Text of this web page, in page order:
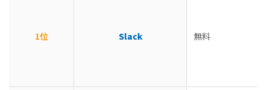
1位 Slack 無料